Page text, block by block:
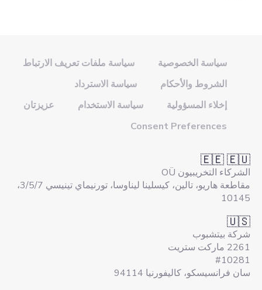
سياسة الخصوصية
سياسة ملفات تعريف الارتباط
الشروط والأحكام
سياسة الاسترداد
إخلاء المسؤولية
سياسة الاستخدام
عزيزتان
Consent Preferences
🇪🇪 🇪🇺
الشركاء التخريبيون OÜ
مقاطعة هاريو، تالين، كيسلينا ليناوسا، تورنيماي تينيسي 3/5/7،
10145
🇺🇸
شركة بيتشبوب
2261 ماركت ستريت
#10281
سان فرانسيسكو، كاليفورنيا 94114